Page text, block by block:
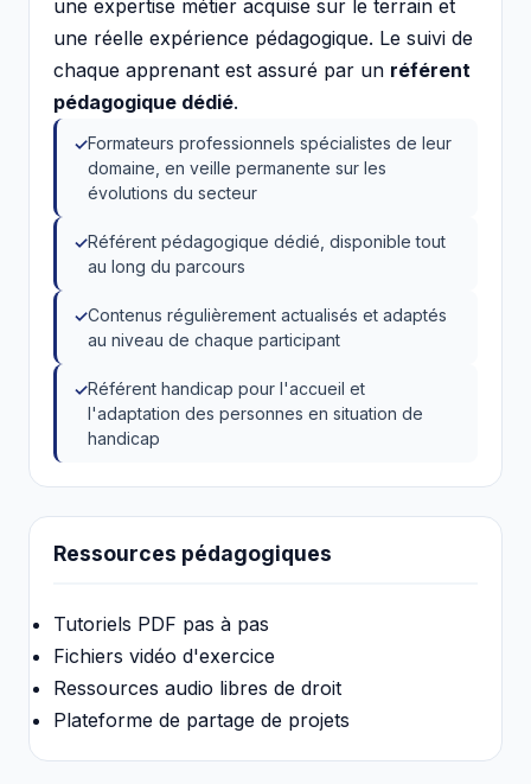
une expertise métier acquise sur le terrain et
une réelle expérience pédagogique. Le suivi de
chaque apprenant est assuré par un référent
pédagogique dédié.
Formateurs professionnels spécialistes de leur
domaine, en veille permanente sur les
évolutions du secteur
Référent pédagogique dédié, disponible tout
au long du parcours
Contenus régulièrement actualisés et adaptés
au niveau de chaque participant
Référent handicap pour l'accueil et
l'adaptation des personnes en situation de
handicap
Ressources pédagogiques
Tutoriels PDF pas à pas
Fichiers vidéo d'exercice
Ressources audio libres de droit
Plateforme de partage de projets